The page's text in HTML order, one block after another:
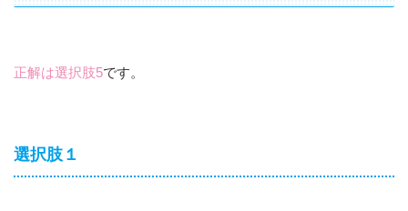
正解は選択肢5です。
選択肢１